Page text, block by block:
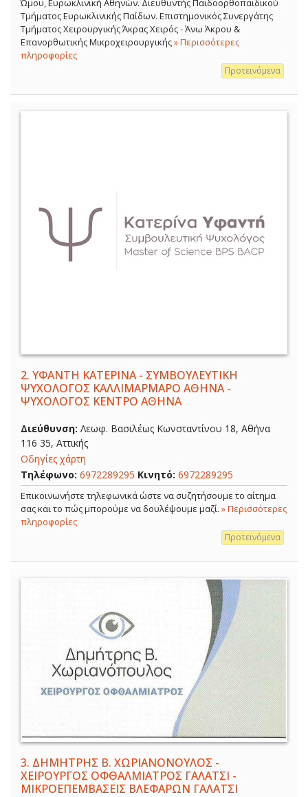
Ώμου, Ευρωκλινική Αθηνών. Διευθυντής Παιδοορθοπαιδικού
Τμήματος Ευρωκλινικής Παίδων. Επιστημονικός Συνεργάτης
Τμήματος Χειρουργικής Άκρας Χειρός - Άνω Άκρου &
Επανορθωτικής Μικροχειρουργικής» Περισσότερες
πληροφορίες
Προτεινόμενα
2. ΥΦΑΝΤΗ ΚΑΤΕΡΙΝΑ - ΣΥΜΒΟΥΛΕΥΤΙΚΗ
ΨΥΧΟΛΟΓΟΣ ΚΑΛΛΙΜΑΡΜΑΡΟ ΑΘΗΝΑ -
ΨΥΧΟΛΟΓΟΣ ΚΕΝΤΡΟ ΑΘΗΝΑ
Διεύθυνση: Λεωφ. Βασιλέως Κωνσταντίνου 18, Αθήνα
116 35, Αττικής
Οδηγίες χάρτη
Τηλέφωνο: 6972289295 Κινητό: 6972289295
Επικοινωνήστε τηλεφωνικά ώστε να συζητήσουμε το αίτημα
σας και το πώς μπορούμε να δουλέψουμε μαζί. » Περισσότερες
πληροφορίες
Προτεινόμενα
3. ΔΗΜΗΤΡΗΣ Β. ΧΩΡΙΑΝΟΝΟΥΛΟΣ -
ΧΕΙΡΟΥΡΓΟΣ ΟΦΘΑΛΜΙΑΤΡΟΣ ΓΑΛΑΤΣΙ -
ΜΙΚΡΟΕΠΕΜΒΑΣΕΙΣ ΒΛΕΦΑΡΩΝ ΓΑΛΑΤΣΙ